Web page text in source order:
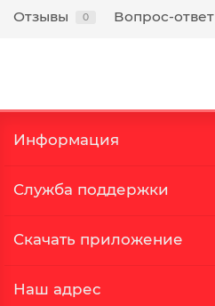
Отзывы 0 Вопрос-ответ
Информация
Служба поддержки
Скачать приложение
Наш адрес